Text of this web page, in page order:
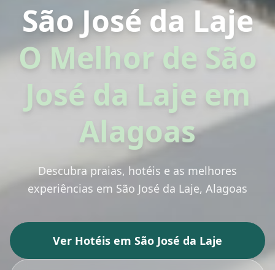
São José da Laje
O Melhor de São
José da Laje em
Alagoas
Descubra praias, hotéis e as melhores
experiências em São José da Laje, Alagoas
Ver Hotéis em São José da Laje